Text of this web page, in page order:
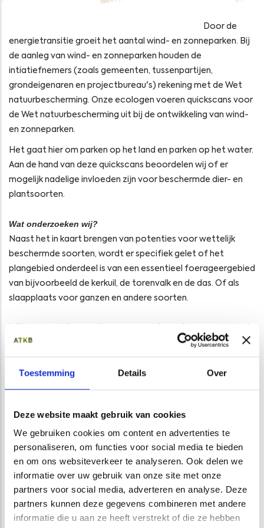
Toestemming Details Over
Deze website maakt gebruik van cookies
We gebruiken cookies om content en advertenties te
personaliseren, om functies voor social media te bieden
en om ons websiteverkeer te analyseren. Ook delen we
informatie over uw gebruik van onze site met onze
partners voor social media, adverteren en analyse. Deze
partners kunnen deze gegevens combineren met andere
informatie die u aan ze heeft verstrekt of die ze hebben
Door de
energietransitie groeit het aantal wind- en zonneparken. Bij
de aanleg van wind- en zonneparken houden de
intiatiefnemers (zoals gemeenten, tussenpartijen,
grondeigenaren en projectbureau's) rekening met de Wet
natuurbescherming. Onze ecologen voeren quickscans voor
de Wet natuurbescherming uit bij de ontwikkeling van wind-
en zonneparken.
Het gaat hier om parken op het land en parken op het water.
Aan de hand van deze quickscans beoordelen wij of er
mogelijk nadelige invloeden zijn voor beschermde dier- en
plantsoorten.
Wat onderzoeken wij?
Naast het in kaart brengen van potenties voor wettelijk
beschermde soorten, wordt er specifiek gelet of het
plangebied onderdeel is van een essentieel foerageergebied
van bijvoorbeeld de kerkuil, de torenvalk en de das. Of als
slaapplaats voor ganzen en andere soorten.
of zonnepark? Onze ecologen helpen u graag! U bereikt ons
via 0881153200 ofinfo@at-kb.nl.
renovatie van woningen
ontwikkeling en uitbreiding van woonwijken en
bedrijventerreinen
kap van (zieke) bomen
evenementen
aanleg en renovatie van kademuren